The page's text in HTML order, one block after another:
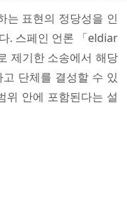
는 표현의 정당성을 인
. 스페인 언론 「eldiar
제기한 소송에서 해당
단체를 결성할 수 있
위 안에 포함된다는 설